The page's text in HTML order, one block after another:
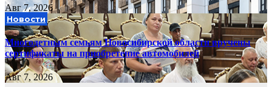
Авг 7, 2026
Новости
Многодетным семьям Новосибирской области вручены
сертификаты на приобретение автомобилей
Авг 7, 2026